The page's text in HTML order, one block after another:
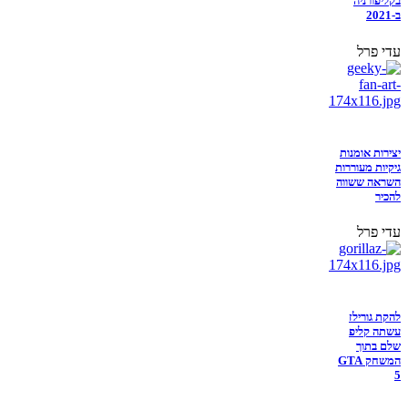
ב-2021
עדי פרל
יצירות אומנות
גיקיות מעוררות
השראה ששווה
להכיר
עדי פרל
להקת גורילז
עשתה קליפ
שלם בתוך
המשחק GTA
5